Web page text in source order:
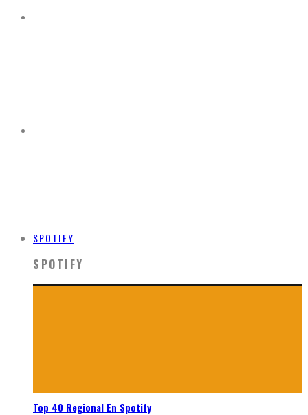
SPOTIFY
SPOTIFY
Top 40 Regional En Spotify